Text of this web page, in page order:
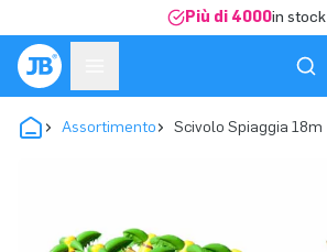
Più di 4000in stock
Assortimento Scivolo Spiaggia 18m